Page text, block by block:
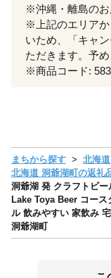
※沖縄・離島のお
※上記のエリアか
いため、「キャ
ただきます。予め
※商品コード:
まちから探す 北海道
北海道 洞爺湖町の返礼
洞爺湖 発 クラフトビ
Lake Toya Beer コー
ル 飲みやすい 家飲み
洞爺湖町